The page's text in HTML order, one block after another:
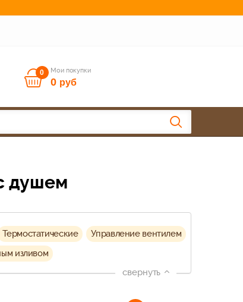
0 Мои покупки
0 руб
душем
Термостатические
Управление вентилем
изливом
свернуть